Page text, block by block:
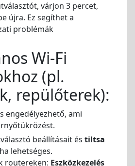
várjon 3 percet,
újra. Ez segíthet a
problémák
Wi-Fi
(pl.
repülőterek):
engedélyezhető, ami
beállításait és tiltsa
lehetséges.
routereken: Eszközkezelés